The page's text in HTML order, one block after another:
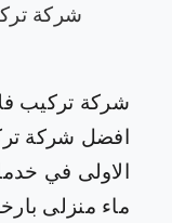
شركة
شركة تركيب
افضل شركة
الاولى في
ماء منزلى